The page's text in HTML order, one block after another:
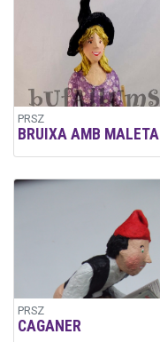
PRSZ
BRUIXA AMB MALETA
PRSZ
CAGANER